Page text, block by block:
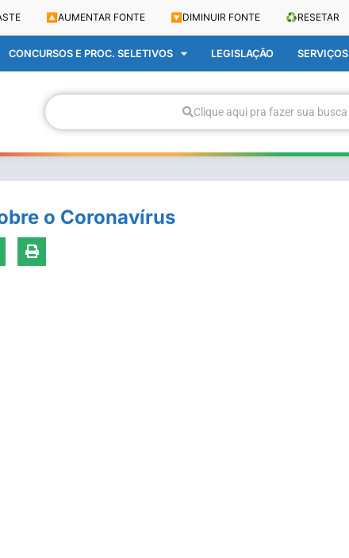
🔼 AUMENTAR FONTE 🔽 DIMINUIR FONTE ♻️RESETAR
CONCURSOS E PROC. SELETIVOS LEGISLAÇÃO SERVIÇOS
Clique aqui pra fazer sua busca
o Coronavírus